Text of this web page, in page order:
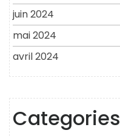
juin 2024
mai 2024
avril 2024
Categories